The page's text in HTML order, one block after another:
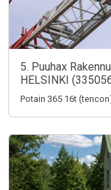
5. Puuhax
HELSINKI
Potain 365 16t